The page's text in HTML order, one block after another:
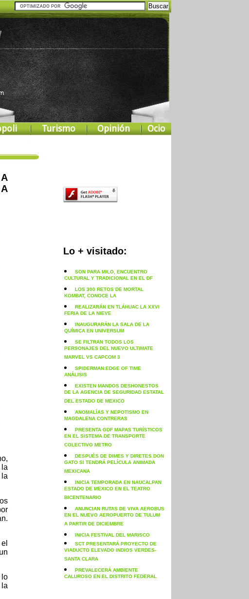
Turismo Opinión Ocio
lo
Lo + visitado:
SON PARA MILO, ENCUENTRO
CULTURAL Y TRADICIONAL EN EL DF
LOS 300 RETOS DE MORTAL
KOMBAT, CONOCE LA
REALIZARÁN EN TLÁHUAC LA XXVI
FERIA DE LA NIEVE
INAUGURARÁN LA SALA DE LA
QUÍMICA EN UNIVERSUM
SE FILTRAN TODOS LOS
PERSONAJES DEL NUEVO ULTIMATE
MARVEL VS CAPCOM 3
SPIDERMAN:EDGE OF TIME
ANÁLISIS
EXISTEN MANDOS DESHONESTOS
DE LA AGENCIA DE SEGURIDAD ESTATAL
DEL ESTADO DE MEXICO
ANOMALÍAS Y NEPOTISMO EN
MAGDALENA CONTRERAS
PRESENTA GDF MAPAS TURÍSTICOS
EN EL SISTEMA DE TRANSPORTE
COLECTIVO METRO
DESPUÉS DE DIMES Y DIRETES DON
GATO SI TENDRÁ PELÍCULA ANIMADA
MEXICANA
INICIA TEMPORADA EN NAUCALPAN
ESTADO DE MEXICO EN EL TEATRO
BICENTENARIO
ANUNCIAN RUTAS DE VIVA AEROBUS
EN EL NUEVO AEROPUERTO DE TULUM
A PARTIR DE DICIEMBRE
INICIA FESTIVAL DEL MARISCO
SCT PRESENTARÁ PROYECTO DE
VIADUCTO ELEVADO INDIOS VERDES-
SANTA CLARA
PREVALECERÁ AMBIENTE
CALUROSO EN EL DISTRITO FEDERAL